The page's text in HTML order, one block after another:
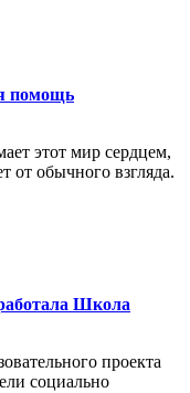
помощь
этот мир сердцем,
от обычного взгляда.
Школа
проекта
социально